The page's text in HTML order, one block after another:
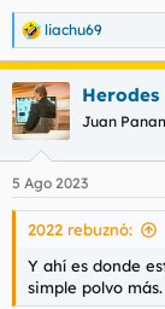
R
e
a
c
c
i
e
s
liachu69
Herodes
Juan
5 Ago 2023
2022 rebuznó:
Y ahí es donde
simple polvo más.